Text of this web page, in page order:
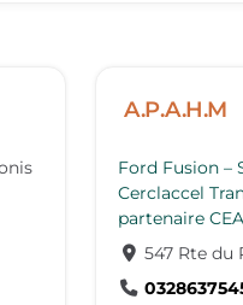
A.P.A.H.M
Ford Fusion –
Cerclaccel
partenaire
547 Rte du